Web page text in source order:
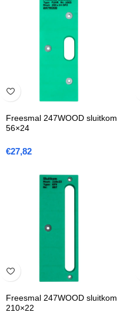
Freesmal 247WOOD sluitkom
56×24
€27,82
Freesmal 247WOOD sluitkom
210×22